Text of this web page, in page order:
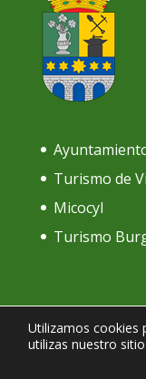
Turismo de
Micocyl
Turismo
Utilizamos cookies
utilizas nuestro